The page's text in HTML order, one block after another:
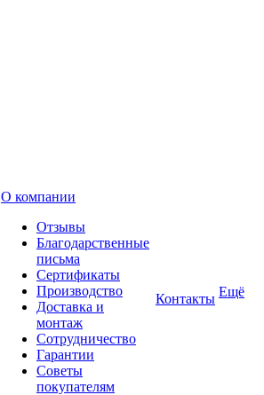
О компании
Отзывы
Благодарственные
письма
Сертификаты
Производство
Доставка и
монтаж
Сотрудничество
Гарантии
Советы
покупателям
Контакты Ещё